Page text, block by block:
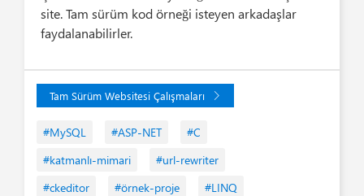
site. Tam sürüm kod örneği isteyen arkadaşlar
faydalanabilirler.
Tam Sürüm Websitesi Çalışmaları
#MySQL #ASP-NET
#C
#katmanlı-mimari
#url-rewriter
#ckeditor
#örnek-proje
#LINQ